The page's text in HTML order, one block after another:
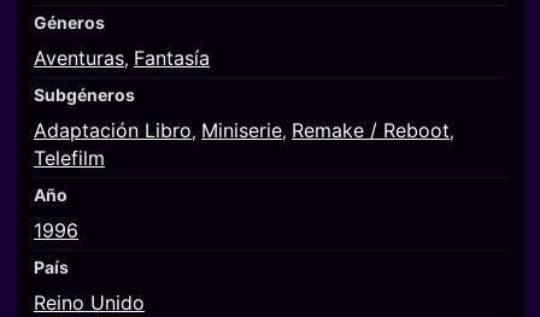
Géneros
Aventuras, Fantasía
Subgéneros
Adaptación Libro, Miniserie, Remake / Reboot,
Telefilm
Año
1996
País
Reino Unido